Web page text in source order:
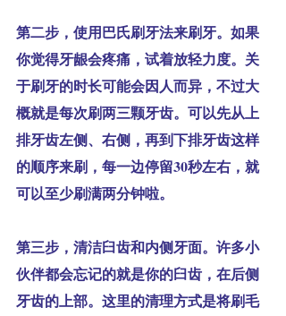
第二步， 使用巴氏刷牙法来刷牙。如果
你觉得牙龈会疼痛，试着放轻力度。关
于刷牙的时长可能会因人而异，不过大
概就是每次刷两三颗牙齿。可以先从上
排牙齿左侧、右侧，再到下排牙齿这样
的顺序来刷，每一边停留30秒左右，就
可以至少刷满两分钟啦。
第三步， 清洁臼齿和内侧牙面。许多小
伙伴都会忘记的就是你的臼齿，在后侧
牙齿的上部。这里的清理方式是将刷毛